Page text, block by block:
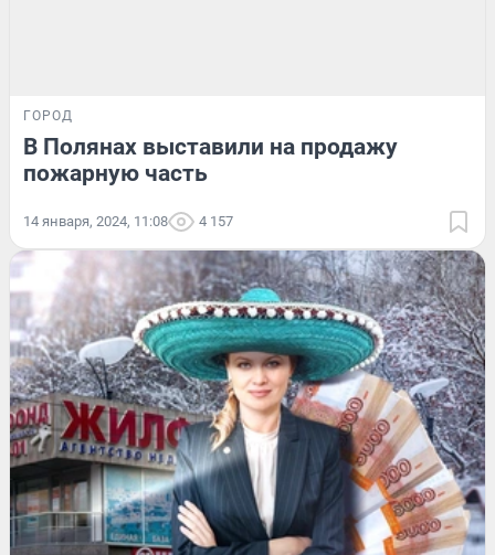
ГОРОД
В Полянах выставили на продажу
пожарную часть
14 января, 2024, 11:08 4 157